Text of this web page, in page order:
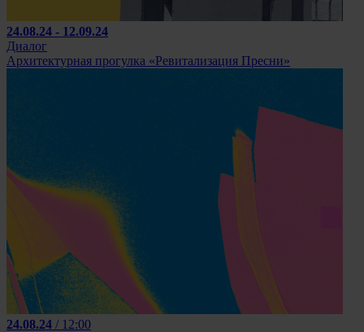
24.08.24 - 12.09.24
Диалог
Архитектурная прогулка «Ревитализация Пресни»
24.08.24 / 12:00